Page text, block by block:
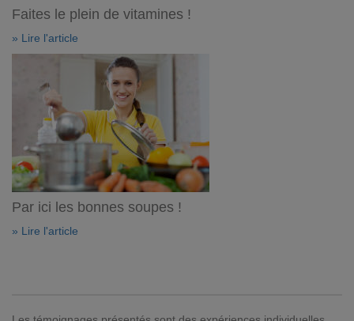
Faites le plein de vitamines !
» Lire l'article
Par ici les bonnes soupes !
» Lire l'article